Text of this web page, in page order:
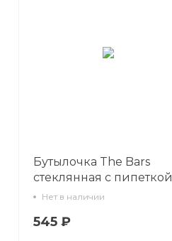
Бутылочка The Bars
стеклянная с пипеткой
50 мл
Нет в наличии
545 ₽